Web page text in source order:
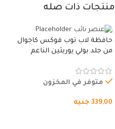
منتجات ذات صله
حافظة لاب توب فوكس كاجوال
من جلد بولي يوريثين الناعم
وسوستة.
متوفر في المخزون
339,00 جنيه